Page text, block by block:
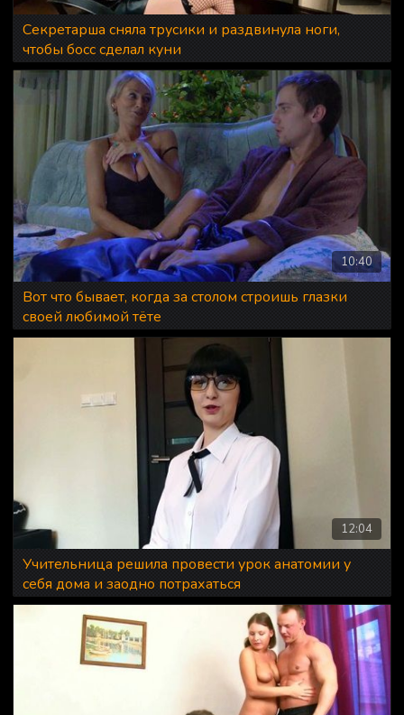
Секретарша сняла трусики и раздвинула ноги,
чтобы босс сделал куни
10:40
Вот что бывает, когда за столом строишь глазки
своей любимой тёте
12:04
Учительница решила провести урок анатомии у
себя дома и заодно потрахаться